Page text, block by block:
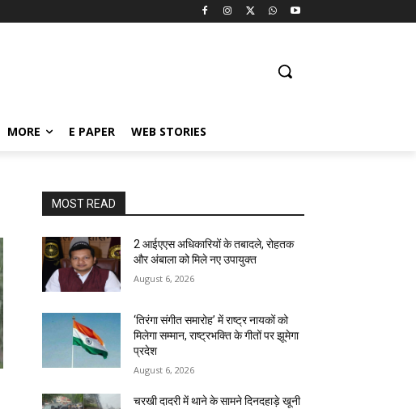
MORE E PAPER WEB STORIES
MOST READ
2 आईएएस अधिकारियों के तबादले, रोहतक
और अंबाला को मिले नए उपायुक्त
August 6, 2026
‘तिरंगा संगीत समारोह’ में राष्ट्र नायकों को
मिलेगा सम्मान, राष्ट्रभक्ति के गीतों पर झूमेगा
प्रदेश
August 6, 2026
चरखी दादरी में थाने के सामने दिनदहाड़े खूनी